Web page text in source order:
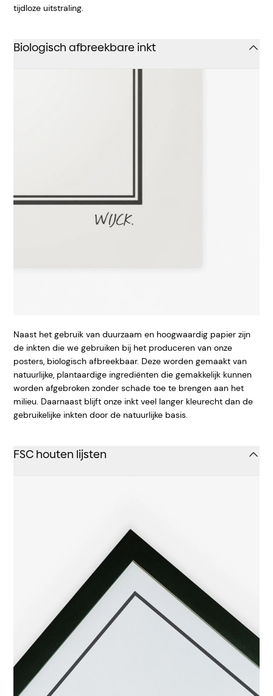
tijdloze uitstraling.
Biologisch afbreekbare inkt
Naast het gebruik van duurzaam en hoogwaardig papier zijn
de inkten die we gebruiken bij het produceren van onze
posters, biologisch afbreekbaar. Deze worden gemaakt van
natuurlijke, plantaardige ingrediënten die gemakkelijk kunnen
worden afgebroken zonder schade toe te brengen aan het
milieu. Daarnaast blijft onze inkt veel langer kleurecht dan de
gebruikelijke inkten door de natuurlijke basis.
FSC houten lijsten